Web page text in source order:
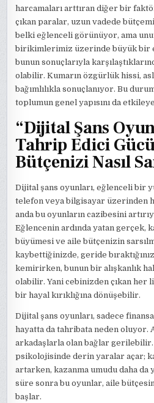
harcamaları arttıran diğer bir
çıkan paralar, uzun vadede
belki eğlenceli görünüyor, ama
birikimlerimiz üzerinde büyük bir
bunun sonuçlarıyla
olabilir. Kumarın özgürlük hissi,
bağımlılıkla sonuçlanıyor. Bu
toplumun genel yapısını da
“Dijital Şans
Tahrip Edici
Bütçenizi Nasıl
Dijital şans oyunları, eğlenceli bir
telefon veya bilgisayar üzerinden
anda bu oyunların cazibesini
Eğlencenin ardında yatan gerçek,
büyümesi ve aile bütçenizin
kaybettiğinizde, geride
kemirirken, bunun bir alışkanlık
olabilir. Yani cebinizden çıkan her
bir hayal kırıklığına dönüşebilir.
Dijital şans oyunları, sadece
hayatta da tahribata neden
arkadaşlarla olan bağlar
psikolojisinde derin yaralar açar;
artarken, kazanma umudu daha da
süre sonra bu oyunlar, aile
başlar.